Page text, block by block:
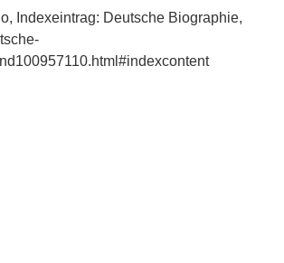
Indexeintrag: Deutsche Biographie,